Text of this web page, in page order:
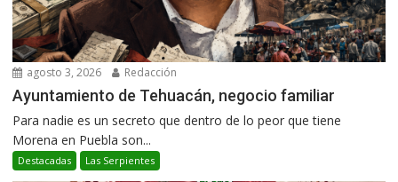
agosto 3, 2026 Redacción
Ayuntamiento de Tehuacán, negocio familiar
Para nadie es un secreto que dentro de lo peor que tiene
Morena en Puebla son...
Destacadas Las Serpientes